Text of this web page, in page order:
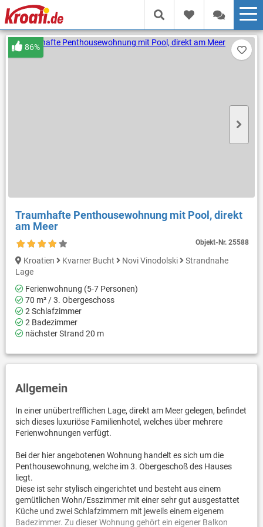
Traumhafte Penthousewohnung mit Pool, direkt
am Meer
Objekt-Nr.25588
86%
Kroatien Kvarner Bucht Novi Vinodolski
Strandnahe
Lage
Ferienwohnung (5-7 Personen)
70 m² / 3. Obergeschoss
2 Schlafzimmer
2 Badezimmer
nächster Strand 20 m
Allgemein
In einer unübertrefflichen Lage, direkt am Meer gelegen, befindet
sich dieses luxuriöse Familienhotel, welches über mehrere
Ferienwohnungen verfügt.
Bei der hier angebotenen Wohnung handelt es sich um die
Penthousewohnung, welche im 3. Obergeschoß des Hauses
liegt.
Diese ist sehr stylisch eingerichtet und besteht aus einem
gemütlichen Wohn/Esszimmer mit einer sehr gut ausgestattet
Küche und zwei Schlafzimmern mit jeweils einem eigenem
Badezimmer. Zu dieser Wohnung gehört ein eigener Balkon